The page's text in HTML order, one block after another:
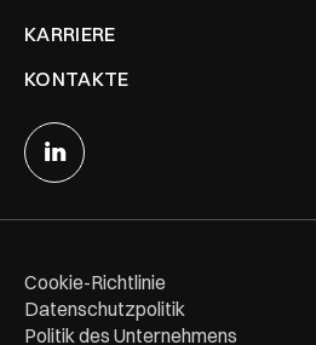
KARRIERE
KONTAKTE
Cookie-Richtlinie
Datenschutzpolitik
Politik des Unternehmens